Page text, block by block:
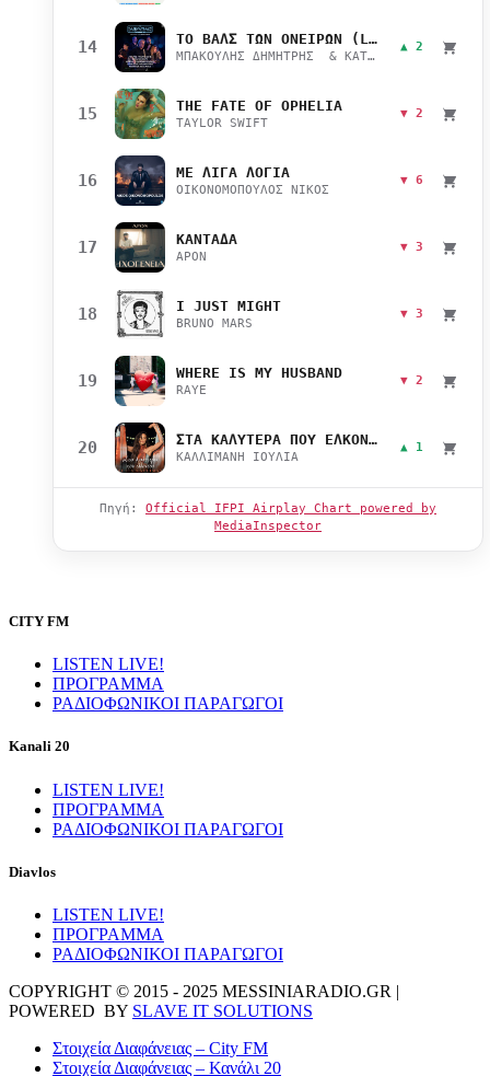
14 ΤΟ ΒΑΛΣ ΤΩΝ ΟΝΕΙΡΩΝ (LIVE)
ΜΠΑΚΟΥΛΗΣ ΔΗΜΗΤΡΗΣ & ΚΑΤΣΙΜΙΧΑ ΜΑΡΙΑΝΑ
▲ 2
15 THE FATE OF OPHELIA
TAYLOR SWIFT
▼ 2
16 ΜΕ ΛΙΓΑ ΛΟΓΙΑ
ΟΙΚΟΝΟΜΟΠΟΥΛΟΣ ΝΙΚΟΣ
▼ 6
17 ΚΑΝΤΑΔΑ
APON
▼ 3
18 I JUST MIGHT
BRUNO MARS
▼ 3
19 WHERE IS MY HUSBAND
RAYE
▼ 2
20 ΣΤΑ ΚΑΛΥΤΕΡΑ ΠΟΥ ΕΛΚΟΝΤΑΙ
ΚΑΛΛΙΜΑΝΗ ΙΟΥΛΙΑ
▲ 1
Πηγή: Official IFPI Airplay Chart powered by
MediaInspector
CITY FM
LISTEN LIVE!
ΠΡΟΓΡΑΜΜΑ
ΡΑΔΙΟΦΩΝΙΚΟΙ ΠΑΡΑΓΩΓΟΙ
Kanali 20
LISTEN LIVE!
ΠΡΟΓΡΑΜΜΑ
ΡΑΔΙΟΦΩΝΙΚΟΙ ΠΑΡΑΓΩΓΟΙ
Diavlos
LISTEN LIVE!
ΠΡΟΓΡΑΜΜΑ
ΡΑΔΙΟΦΩΝΙΚΟΙ ΠΑΡΑΓΩΓΟΙ
COPYRIGHT © 2015 - 2025 MESSINIARADIO.GR |
POWERED BY SLAVE IT SOLUTIONS
Στοιχεία Διαφάνειας – City FM
Στοιχεία Διαφάνειας – Κανάλι 20